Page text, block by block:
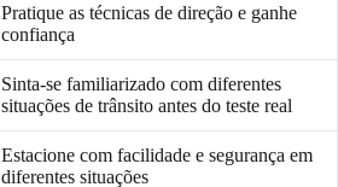
Pratique as técnicas de direção e ganhe
confiança
Sinta-se familiarizado com diferentes
situações de trânsito antes do teste real
Estacione com facilidade e segurança em
diferentes situações